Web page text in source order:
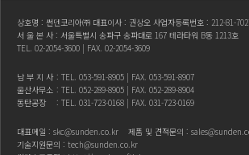
상호명 : 썬덴코리아㈜ 대표이사 : 권상오 사업자등록번호 : 212-81-
서 울 본 사 : 서울특별시 송파구 송파대로 167 테라타워 B동 1213호
TEL. 02-2054-3600 | FAX. 02-2054-3609
남 부 지 사 : TEL. 053-591-8905 | FAX. 053-591-8907
울산사무소 : TEL. 052-289-8905 | FAX. 052-289-8904
동탄공장
: TEL. 031-723-0168 | FAX. 031-723-0169
대표메일 : skc@sunden.co.kr 제품 및 견적문의 :
기술지원문의 : tech@sunden.co.kr